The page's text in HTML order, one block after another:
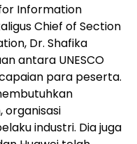
Information
Chief of Section
Dr. Shafika
antara UNESCO
para peserta.
industri. Dia juga